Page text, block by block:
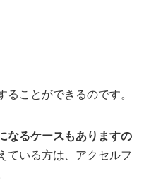
ことができるのです。
なるケースもありますの
ている方は、アクセルフ